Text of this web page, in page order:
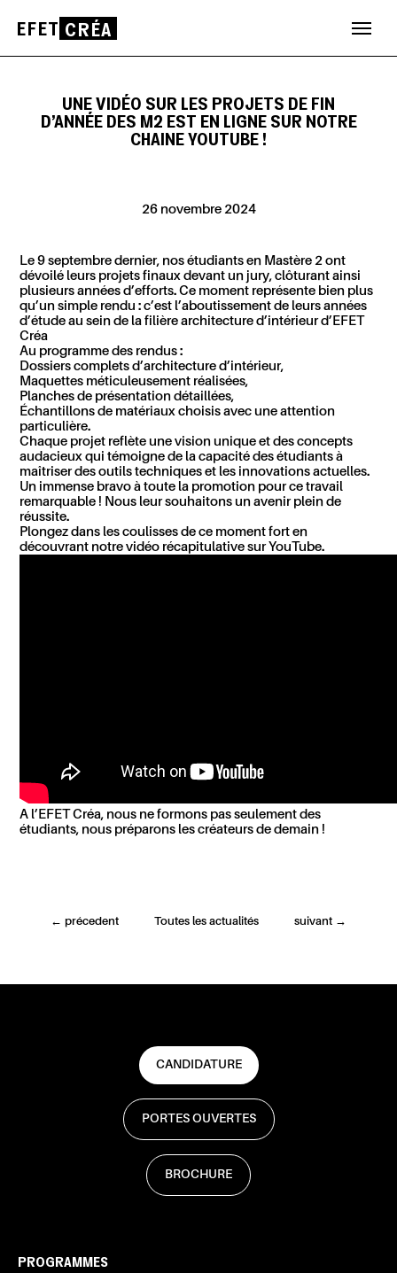
UNE VIDÉO SUR LES PROJETS DE FIN
D’ANNÉE DES M2 EST EN LIGNE SUR NOTRE
CHAINE YOUTUBE !
26 novembre 2024
Le 9 septembre dernier, nos étudiants en Mastère 2 ont
dévoilé leurs projets finaux devant un jury, clôturant ainsi
plusieurs années d’efforts. Ce moment représente bien plus
qu’un simple rendu : c’est l’aboutissement de leurs années
d’étude au sein de la filière architecture d’intérieur d’EFET
Créa
Au programme des rendus :
Dossiers complets d’architecture d’intérieur,
Maquettes méticuleusement réalisées,
Planches de présentation détaillées,
Échantillons de matériaux choisis avec une attention
particulière.
Chaque projet reflète une vision unique et des concepts
audacieux qui témoigne de la capacité des étudiants à
maîtriser des outils techniques et les innovations actuelles.
Un immense bravo à toute la promotion pour ce travail
remarquable ! Nous leur souhaitons un avenir plein de
réussite.
Plongez dans les coulisses de ce moment fort en
découvrant notre vidéo récapitulative sur YouTube.
A l’EFET Créa, nous ne formons pas seulement des
étudiants, nous préparons les créateurs de demain !
← précedent Toutes les actualités suivant →
CANDIDATURE
PORTES OUVERTES
BROCHURE
PROGRAMMES
EFET CRÉA